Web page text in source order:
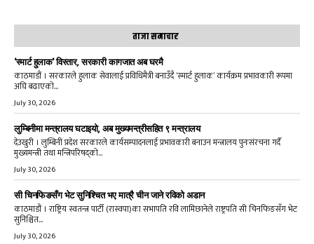
ताजा समाचार
‘स्मार्ट हुलाक’ विस्तार, सरकारी कागजात अब घरमै
काठमाडौं । सरकारले हुलाक सेवालाई प्रविधिमैत्री बनाउँदै ‘स्मार्ट हुलाक’ कार्यक्रम प्रभावकारी रूपमा
अघि बढाएको...
July 30, 2026
लुम्बिनीमा मन्त्रालय घटाइयो, अब मुख्यमन्त्रीसहित ९ मन्त्रालय
देउखुरी । लुम्बिनी प्रदेश सरकारले कार्यसम्पादनलाई प्रभावकारी बनाउन मन्त्रालय पुनःसंरचना गर्दै
मुख्यमन्त्री तथा मन्त्रिपरिषद्को...
July 30, 2026
सी चिनफिङसँग भेट सुनिश्चित भए मात्रै चीन जाने रविको अडान
काठमाडौं । राष्ट्रिय स्वतन्त्र पार्टी (रास्वपा)का सभापति रवि लामिछानेले राष्ट्रपति सी चिनफिङसँग भेट
सुनिश्चित...
July 30, 2026